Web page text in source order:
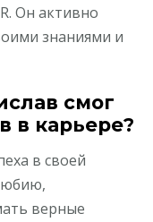
Он активно
знаниями и
смог
в карьере?
в своей
верные